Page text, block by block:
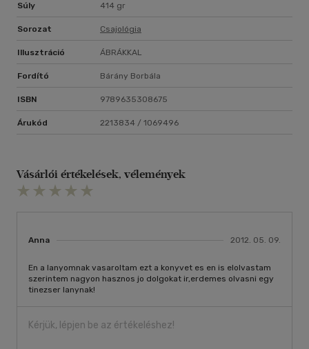
Súly 414 gr
Sorozat Csajológia
Illusztráció ÁBRÁKKAL
Fordító Bárány Borbála
ISBN 9789635308675
Árukód 2213834 / 1069496
Vásárlói értékelések, vélemények
Anna 2012. 05. 09.
En a lanyomnak vasaroltam ezt a konyvet es en is elolvastam
szerintem nagyon hasznos jo dolgokat ir,erdemes olvasni egy
tinezser lanynak!
Kérjük, lépjen be az értékeléshez!